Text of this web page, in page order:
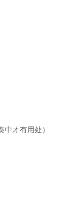
中才有用处）